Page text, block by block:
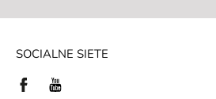
SOCIALNE SIETE